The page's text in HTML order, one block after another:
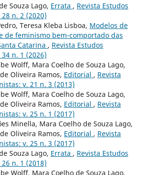
Souza Lago, Errata , Revista Estudos
n. 2 (2020)
Teresa Kleba Lisboa, Modelos de
de feminismo bem-comportado das
Catarina , Revista Estudos
n. 1 (2026)
Wolff, Mara Coelho de Souza Lago,
Oliveira Ramos, Editorial , Revista
v. 21 n. 3 (2013)
Wolff, Mara Coelho de Souza Lago,
Oliveira Ramos, Editorial , Revista
v. 25 n. 1 (2017)
Minella, Mara Coelho de Souza Lago,
Oliveira Ramos, Editorial , Revista
v. 25 n. 3 (2017)
Souza Lago, Errata , Revista Estudos
n. 1 (2018)
Wolff, Mara Coelho de Souza Lago,